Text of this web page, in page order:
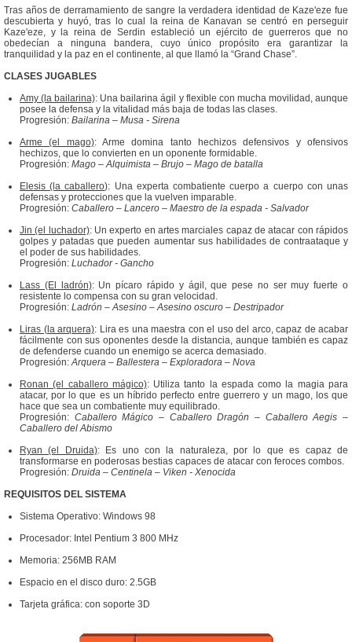
Tras años de derramamiento de sangre la verdadera identidad de Kaze'eze fue
descubierta y huyó, tras lo cual la reina de Kanavan se centró en perseguir
Kaze'eze, y la reina de Serdin estableció un ejército de guerreros que no
obedecían a ninguna bandera, cuyo único propósito era garantizar la
tranquilidad y la paz en el continente, al que llamó la “Grand Chase”.
CLASES JUGABLES
Amy (la bailarina): Una bailarina ágil y flexible con mucha movilidad, aunque
posee la defensa y la vitalidad más baja de todas las clases.
Progresión: Bailarina – Musa - Sirena
Arme (el mago): Arme domina tanto hechizos defensivos y ofensivos
hechizos, que lo convierten en un oponente formidable.
Progresión: Mago – Alquimista – Brujo – Mago de batalla
Elesis (la caballero): Una experta combatiente cuerpo a cuerpo con unas
defensas y protecciones que la vuelven imparable.
Progresión: Caballero – Lancero – Maestro de la espada - Salvador
Jin (el luchador): Un experto en artes marciales capaz de atacar con rápidos
golpes y patadas que pueden aumentar sus habilidades de contraataque y
el poder de sus habilidades.
Progresión: Luchador - Gancho
Lass (El ladrón): Un pícaro rápido y ágil, que pese no ser muy fuerte o
resistente lo compensa con su gran velocidad.
Progresión: Ladrón – Asesino – Asesino oscuro – Destripador
Liras (la arquera): Lira es una maestra con el uso del arco, capaz de acabar
fácilmente con sus oponentes desde la distancia, aunque también es capaz
de defenderse cuando un enemigo se acerca demasiado.
Progresión:Arquera – Ballestera – Exploradora – Nova
Ronan (el caballero mágico): Utiliza tanto la espada como la magia para
atacar, por lo que es un híbrido perfecto entre guerrero y un mago, los que
hace que sea un combatiente muy equilibrado.
Progresión: Caballero Mágico – Caballero Dragón – Caballero Aegis –
Caballero del Abismo
Ryan (el Druida): Es uno con la naturaleza, por lo que es capaz de
transformarse en poderosas bestias capaces de atacar con feroces combos.
Progresión: Druida – Centinela – Viken - Xenocida
REQUISITOS DEL SISTEMA
Sistema Operativo: Windows 98
Procesador: Intel Pentium 3 800 MHz
Memoria: 256MB RAM
Espacio en el disco duro: 2.5GB
Tarjeta gráfica: con soporte 3D